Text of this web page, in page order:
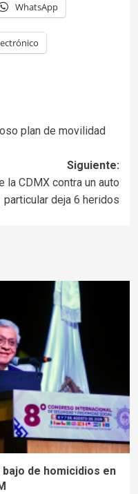
WhatsApp
plan de movilidad
Siguiente:
la CDMX contra un auto
particular deja 6 heridos
de homicidios en